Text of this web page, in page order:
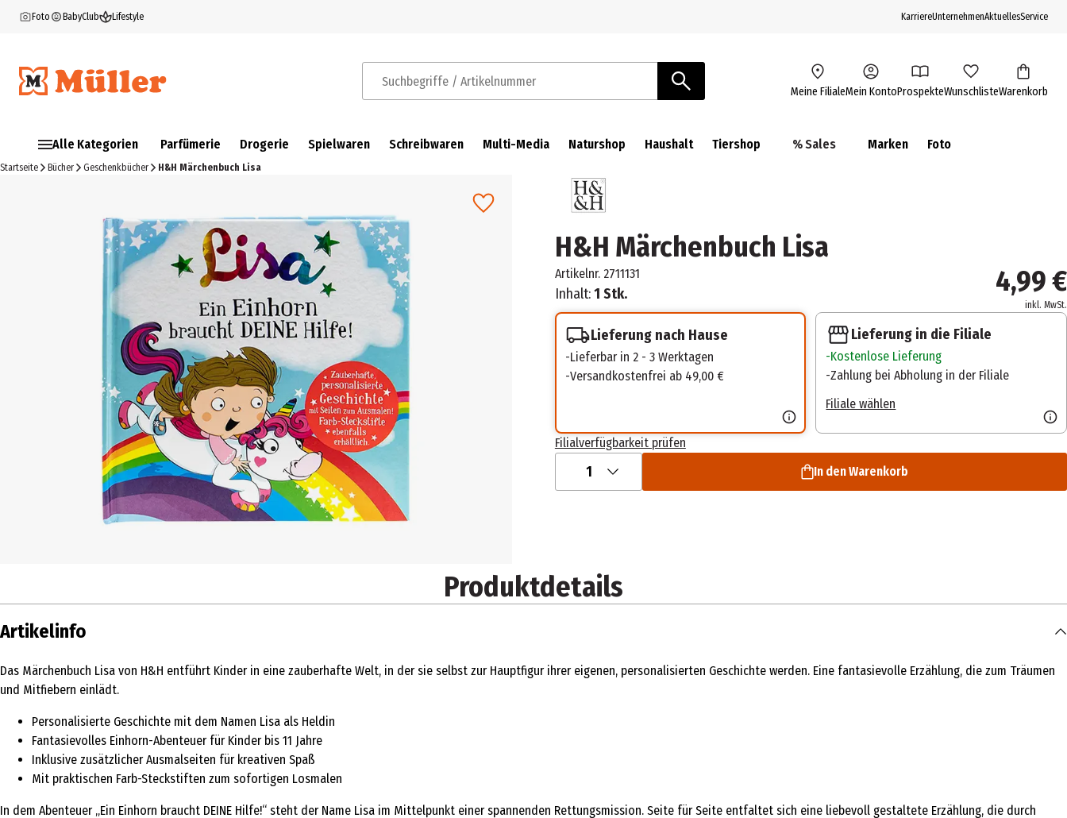
Foto BabyClub Lifestyle KarriereUnternehmenAktuellesService
Suchbegriffe / Artikelnummer Meine FilialeMein KontoProspekteWunschlisteWarenkorb
Alle Kategorien Parfümerie Drogerie Spielwaren Schreibwaren Multi-Media Naturshop Haushalt Tiershop % Sales Marken Foto
Startseite Bücher Geschenkbücher H&H Märchenbuch Lisa
H&H Märchenbuch Lisa
Artikelnr. 2711131
Inhalt:1 Stk. 4,99 €
inkl. MwSt.
Lieferung nach Hause
Lieferbar in 2 - 3 Werktagen
Versandkostenfrei ab 49,00 €
Lieferung in die Filiale
Kostenlose Lieferung
Zahlung bei Abholung in der Filiale
Filiale wählen
Filialverfügbarkeit prüfen
1 In den Warenkorb
Produktdetails
Artikelinfo
Das Märchenbuch Lisa von H&H entführt Kinder in eine zauberhafte Welt, in der sie selbst zur Hauptfigur ihrer eigenen, personalisierten Geschichte werden. Eine fantasievolle Erzählung, die zum Träumen
und Mitfiebern einlädt.
Personalisierte Geschichte mit dem Namen Lisa als Heldin
Fantasievolles Einhorn-Abenteuer für Kinder bis 11 Jahre
Inklusive zusätzlicher Ausmalseiten für kreativen Spaß
Mit praktischen Farb-Steckstiften zum sofortigen Losmalen
In dem Abenteuer „Ein Einhorn braucht DEINE Hilfe!“ steht der Name Lisa im Mittelpunkt einer spannenden Rettungsmission. Seite für Seite entfaltet sich eine liebevoll gestaltete Erzählung, die durch